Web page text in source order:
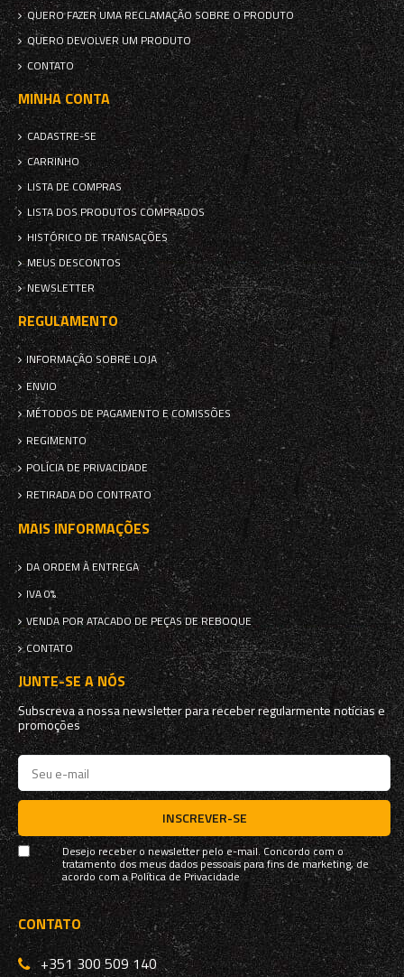
QUERO FAZER UMA RECLAMAÇÃO SOBRE O PRODUTO
QUERO DEVOLVER UM PRODUTO
CONTATO
MINHA CONTA
CADASTRE-SE
CARRINHO
LISTA DE COMPRAS
LISTA DOS PRODUTOS COMPRADOS
HISTÓRICO DE TRANSAÇÕES
MEUS DESCONTOS
NEWSLETTER
REGULAMENTO
INFORMAÇÃO SOBRE LOJA
ENVIO
MÉTODOS DE PAGAMENTO E COMISSÕES
REGIMENTO
POLÍCIA DE PRIVACIDADE
RETIRADA DO CONTRATO
MAIS INFORMAÇÕES
DA ORDEM À ENTREGA
IVA 0%
VENDA POR ATACADO DE PEÇAS DE REBOQUE
CONTATO
JUNTE-SE A NÓS
Subscreva a nossa newsletter para receber regularmente notícias e
promoções
INSCREVER-SE
Desejo receber o newsletter pelo e-mail. Concordo com o
tratamento dos meus dados pessoais para fins de marketing, de
acordo com aPolítica de Privacidade
CONTATO
+351 300 509 140